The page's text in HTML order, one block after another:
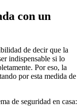
con un
de decir que la
indispensable si lo
Por eso, la
por esta medida de
de seguridad en casa: